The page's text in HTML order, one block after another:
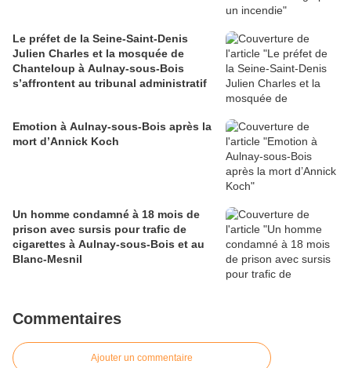
Le préfet de la Seine-Saint-Denis
Julien Charles et la mosquée de
Chanteloup à Aulnay-sous-Bois
s’affrontent au tribunal administratif
Emotion à Aulnay-sous-Bois après la
mort d’Annick Koch
Un homme condamné à 18 mois de
prison avec sursis pour trafic de
cigarettes à Aulnay-sous-Bois et au
Blanc-Mesnil
Commentaires
Ajouter un commentaire